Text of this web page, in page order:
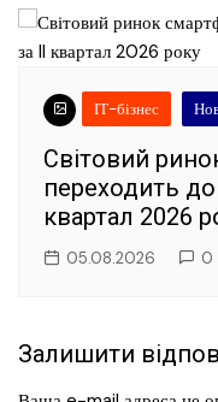
ІТ-бізнес
Світовий
переходить до
квартал 2026
05.08.2026 0
Залишити